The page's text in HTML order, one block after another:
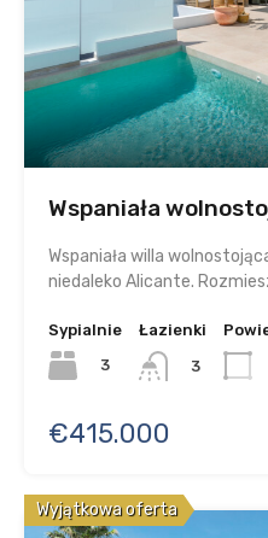
Wspaniała
Wspaniała willa
niedaleko Alicante.
Sypialnie
3
Łazienki
3
€415.000
Wyjątkowa oferta